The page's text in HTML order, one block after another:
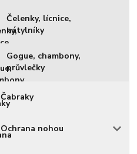
Čelenky, lícnice,
nátylníky
Gogue, chambony,
průvlečky
Čabraky
Ochrana nohou